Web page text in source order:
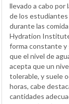
llevado a cabo por
de los estudiantes
durante las
Hydration
forma constante y
que el nivel de
acepta que un
tolerable, y suele
horas, cabe
cantidades